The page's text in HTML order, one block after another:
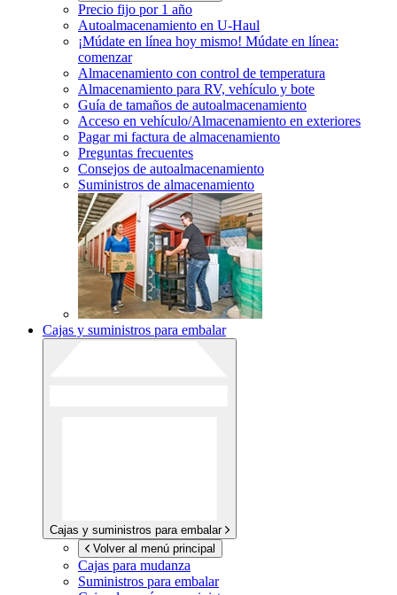
Precio fijo por 1 año
Autoalmacenamiento en U-Haul
¡Múdate en línea hoy mismo! Múdate en línea:
comenzar
Almacenamiento con control de temperatura
Almacenamiento para RV, vehículo y bote
Guía de tamaños de autoalmacenamiento
Acceso en vehículo/Almacenamiento en exteriores
Pagar mi factura de almacenamiento
Preguntas frecuentes
Consejos de autoalmacenamiento
Suministros de almacenamiento
Cajas y suministros para embalar
Cajas y suministros para embalar
Volver al menú principal
Cajas para mudanza
Suministros para embalar